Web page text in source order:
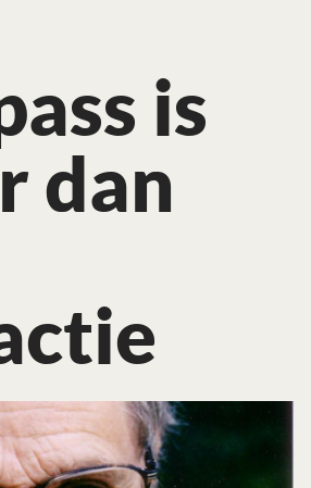
is
dan